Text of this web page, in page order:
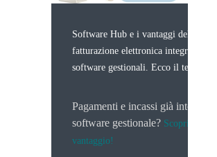
Software Hub e i vantaggi della
fatturazione elettronica integrata ai
software gestionali. Ecco il terzo.
Pagamenti e incassi già integrati al
software gestionale? Scopri il terzo
vantaggio!